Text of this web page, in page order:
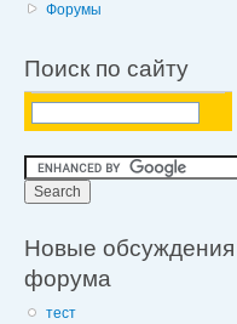
Форумы
Поиск по сайту
Новые обсуждения
форума
тест